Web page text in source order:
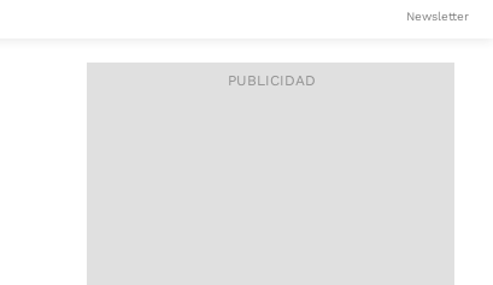
ACCESO FULL - $1.800/MES
Newsletter